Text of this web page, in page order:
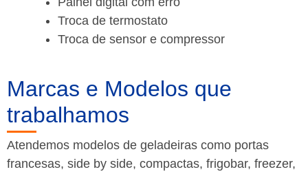
Troca de termostato
Troca de sensor e compressor
Marcas e Modelos que
trabalhamos
Atendemos modelos de geladeiras como portas
francesas, side by side, compactas, frigobar, freezer,